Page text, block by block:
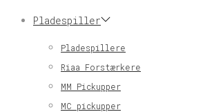
Pladespiller
Pladespillere
Riaa Forstærkere
MM Pickupper
MC pickupper